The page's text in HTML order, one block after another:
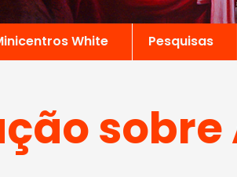
White Pesquisas